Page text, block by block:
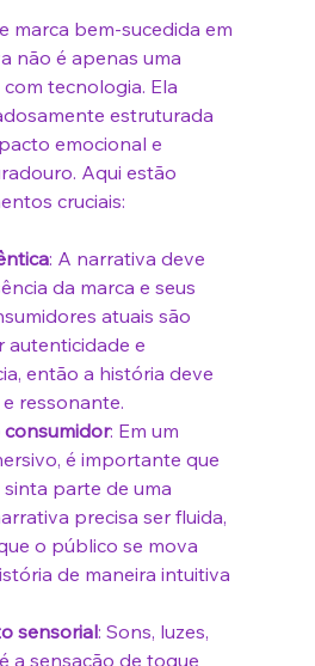
marca bem-sucedida em
não é apenas uma
tecnologia. Ela
estruturada
emocional e
Aqui estão
cruciais:
: A narrativa deve
da marca e seus
atuais são
autenticidade e
então a história deve
ressonante.
: Em um
é importante que
sinta parte de uma
precisa ser fluida,
o público se mova
de maneira intuitiva
sensorial: Sons, luzes,
a sensação de toque